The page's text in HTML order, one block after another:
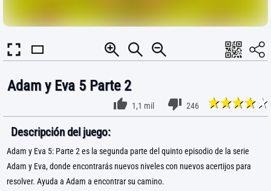
Adam y Eva 5 Parte 2
1,1 mil 246
Descripción del juego:
Adam y Eva 5: Parte 2 es la segunda parte del quinto episodio de la serie
Adam y Eva, donde encontrarás nuevos niveles con nuevos acertijos para
resolver. Ayuda a Adam a encontrar su camino.